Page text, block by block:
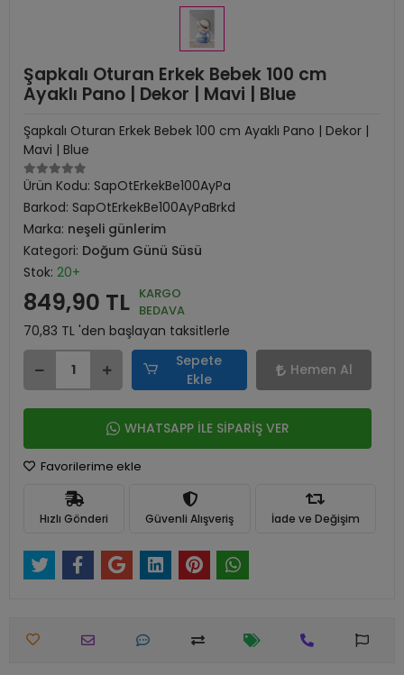
Şapkalı Oturan Erkek Bebek 100 cm
Ayaklı Pano | Dekor | Mavi | Blue
Şapkalı Oturan Erkek Bebek 100 cm Ayaklı Pano | Dekor |
Mavi | Blue
Ürün Kodu: SapOtErkekBe100AyPa
Barkod: SapOtErkekBe100AyPaBrkd
Marka: neşeli günlerim
Kategori: Doğum Günü Süsü
Stok: 20+
849,90 TL KARGO
BEDAVA
70,83 TL 'den başlayan taksitlerle
Sepete
Ekle
Hemen Al
WHATSAPP İLE SİPARİŞ VER
Favorilerime ekle
Hızlı Gönderi Güvenli Alışveriş İade ve Değişim